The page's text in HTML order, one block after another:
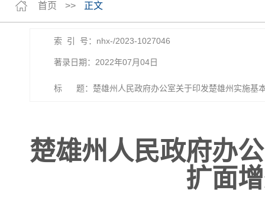
首页 >> 正文
索 引 号：nhx-/2023-1027046
著录日期：2022年07月04日
标 题：楚雄州人民政府办公室关于印发楚雄州实施基
楚雄州人民政府办
扩面